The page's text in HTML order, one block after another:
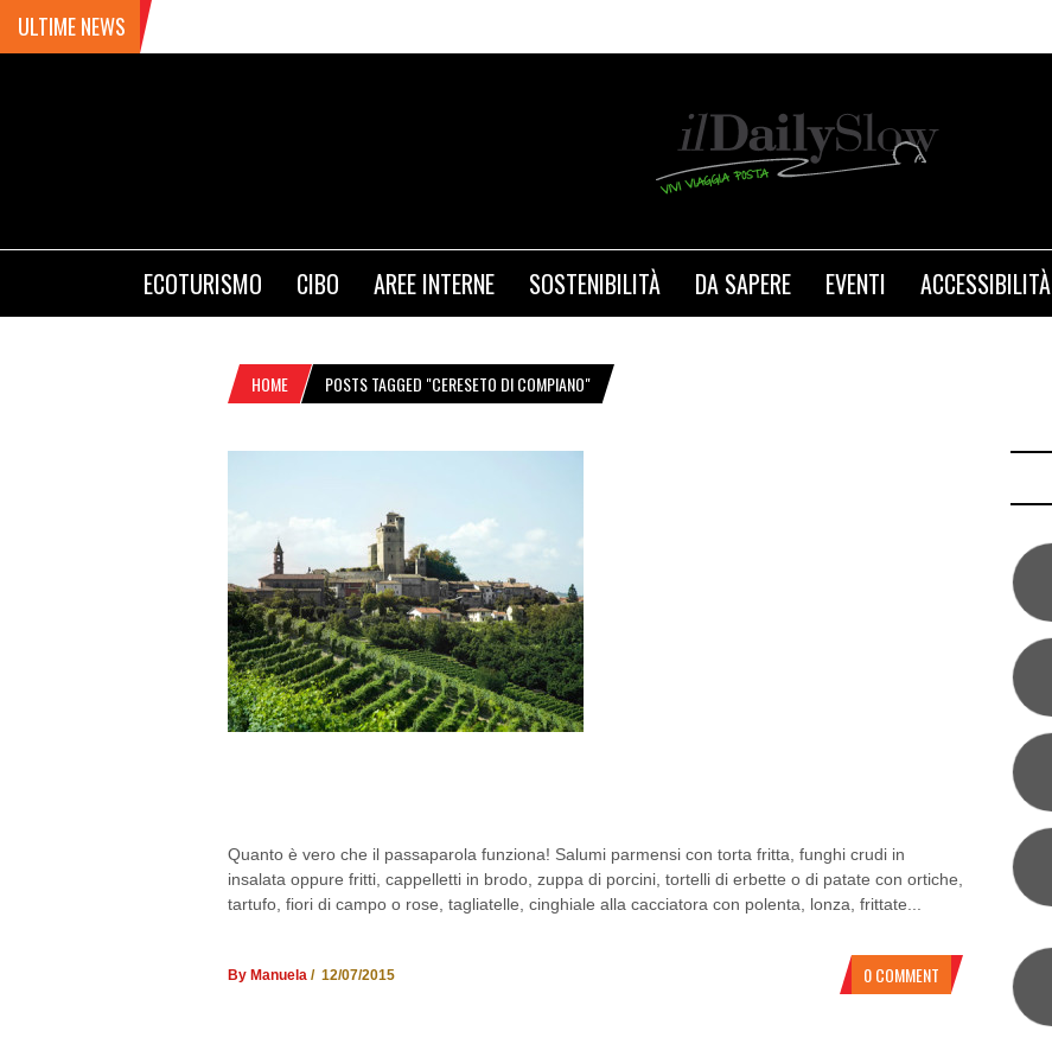
ULTIME NEWS
ECOTURISMO CIBO AREE INTERNE SOSTENIBILITÀ DA SAPERE EVENTI ACCESSIBILITÀ
HOME POSTS TAGGED "CERESETO DI COMPIANO"
Quanto è vero che il passaparola funziona! Salumi parmensi con torta fritta, funghi crudi in
insalata oppure fritti, cappelletti in brodo, zuppa di porcini, tortelli di erbette o di patate con ortiche,
tartufo, fiori di campo o rose, tagliatelle, cinghiale alla cacciatora con polenta, lonza, frittate...
By Manuela / 12/07/2015 0 COMMENT